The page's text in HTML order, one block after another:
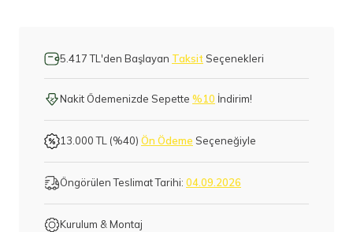
5.417 TL'den Başlayan Taksit Seçenekleri
Nakit Ödemenizde Sepette %10 İndirim!
13.000 TL (%40) Ön Ödeme Seçeneğiyle
Öngörülen Teslimat Tarihi: 04.09.2026
Kurulum & Montaj